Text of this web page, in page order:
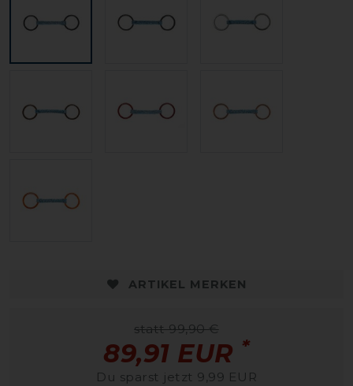
ARTIKEL MERKEN
statt 99,90 €
89,91 EUR *
Du sparst jetzt 9,99 EUR